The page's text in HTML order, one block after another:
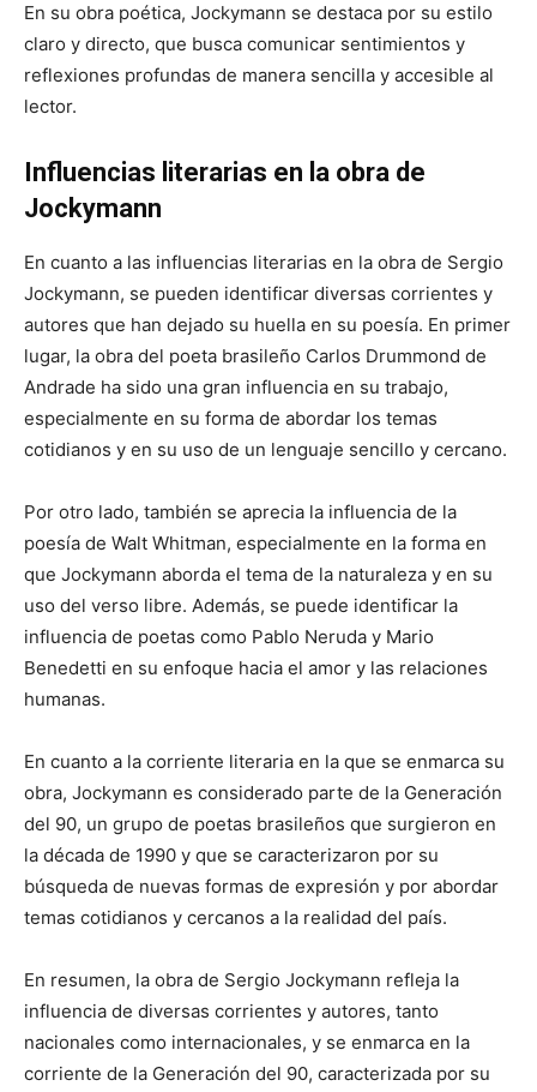
En su obra poética, Jockymann se destaca por su estilo
claro y directo, que busca comunicar sentimientos y
reflexiones profundas de manera sencilla y accesible al
lector.
Influencias literarias en la obra de
Jockymann
En cuanto a las influencias literarias en la obra de Sergio
Jockymann, se pueden identificar diversas corrientes y
autores que han dejado su huella en su poesía. En primer
lugar, la obra del poeta brasileño Carlos Drummond de
Andrade ha sido una gran influencia en su trabajo,
especialmente en su forma de abordar los temas
cotidianos y en su uso de un lenguaje sencillo y cercano.
Por otro lado, también se aprecia la influencia de la
poesía de Walt Whitman, especialmente en la forma en
que Jockymann aborda el tema de la naturaleza y en su
uso del verso libre. Además, se puede identificar la
influencia de poetas como Pablo Neruda y Mario
Benedetti en su enfoque hacia el amor y las relaciones
humanas.
En cuanto a la corriente literaria en la que se enmarca su
obra, Jockymann es considerado parte de la Generación
del 90, un grupo de poetas brasileños que surgieron en
la década de 1990 y que se caracterizaron por su
búsqueda de nuevas formas de expresión y por abordar
temas cotidianos y cercanos a la realidad del país.
En resumen, la obra de Sergio Jockymann refleja la
influencia de diversas corrientes y autores, tanto
nacionales como internacionales, y se enmarca en la
corriente de la Generación del 90, caracterizada por su